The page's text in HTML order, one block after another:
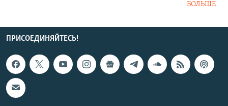
БОЛЬШЕ
ПРИСОЕДИНЯЙТЕСЬ!